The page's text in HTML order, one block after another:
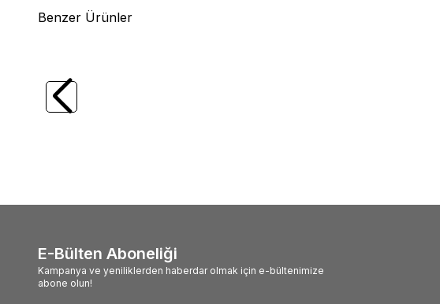
Benzer Ürünler
Duo
22.5gr Su Üstü Maket Balık
E-Bülten Aboneliği
Kampanya ve yeniliklerden haberdar olmak için e-bültenimize
abone olun!